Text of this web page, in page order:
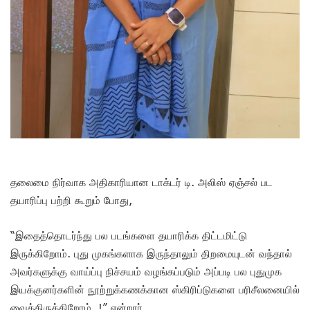
தலைமை நிர்வாக அதிகாரியான டாக்டர் டி. அலிஸ் ஏஞ்சல் பட
தயாரிப்பு பற்றி கூறும் போது,
“இதைத்தொடர்ந்து பல படங்களை தயாரிக்க திட்டமிட்டு
இருக்கிறோம். புது முகங்களாக இருந்தாலும் திறமையுடன் வந்தால்
அவர்களுக்கு வாய்ப்பு நிச்சயம் வழங்கப்படும் அப்படி பல புதுமுக
இயக்குனர்களின் நூற்றுக்கணக்கான ஸ்கிரிப்டுகளை பரிசீலனையில்
வைத்திருக்கிறோம்..!” என்றார்.